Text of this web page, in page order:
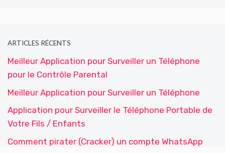
ARTICLES RÉCENTS
Meilleur Application pour Surveiller un Téléphone
pour le Contrôle Parental
Meilleur Application pour Surveiller un Téléphone
Application pour Surveiller le Téléphone Portable de
Votre Fils / Enfants
Comment pirater (Cracker) un compte WhatsApp